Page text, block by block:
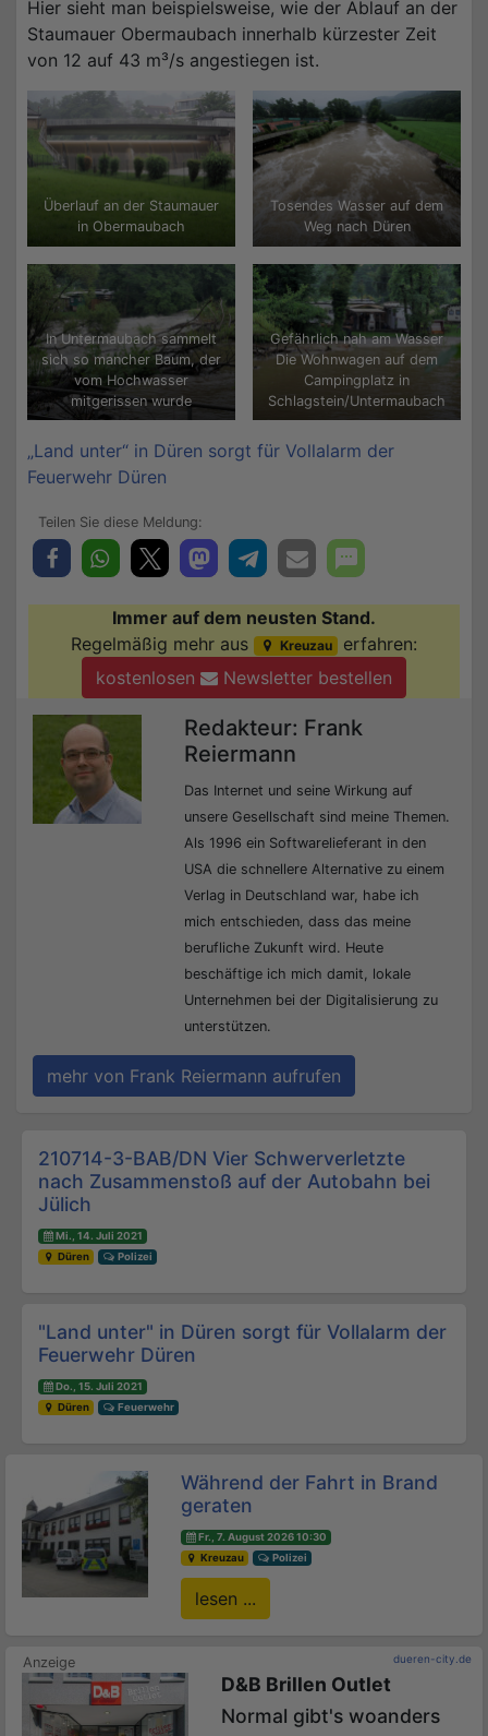
Hier sieht man beispielsweise, wie der Ablauf an der
Staumauer Obermaubach innerhalb kürzester Zeit
von 12 auf 43 m³/s angestiegen ist.
Überlauf an der Staumauer
in Obermaubach
Tosendes Wasser auf dem
Weg nach Düren
In Untermaubach sammelt
sich so mancher Baum, der
vom Hochwasser
mitgerissen wurde
Gefährlich nah am Wasser
Die Wohnwagen auf dem
Campingplatz in
Schlagstein/Untermaubach
„Land unter“ in Düren sorgt für Vollalarm der
Feuerwehr Düren
Immer auf dem neusten Stand.
Regelmäßig mehr aus
Kreuzau erfahren:
kostenlosen
Newsletter bestellen
Redakteur: Frank
Reiermann
Das Internet und seine Wirkung auf
unsere Gesellschaft sind meine Themen.
Als 1996 ein Softwarelieferant in den
USA die schnellere Alternative zu einem
Verlag in Deutschland war, habe ich
mich entschieden, dass das meine
berufliche Zukunft wird. Heute
beschäftige ich mich damit, lokale
Unternehmen bei der Digitalisierung zu
unterstützen.
mehr von Frank Reiermann aufrufen
Beitrags-Navigation
210714-3-BAB/DN Vier Schwerverletzte
nach Zusammenstoß auf der Autobahn bei
Jülich
Mi., 14. Juli 2021
Düren
Polizei
"Land unter" in Düren sorgt für Vollalarm der
Feuerwehr Düren
Do., 15. Juli 2021
Düren
Feuerwehr
Während der Fahrt in Brand
geraten
Fr., 7. August 2026 10:30
Kreuzau
Polizei
lesen ...
dueren-city.de
D&B Brillen Outlet
Normal gibt's woanders